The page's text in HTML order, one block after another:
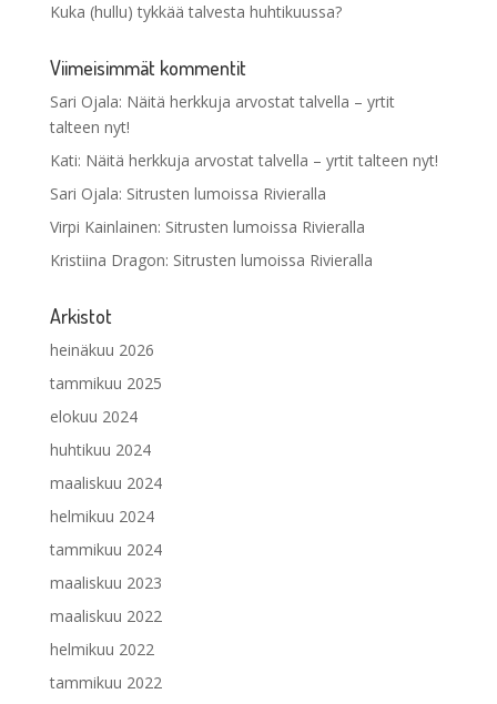
Kuka (hullu) tykkää talvesta huhtikuussa?
Viimeisimmät kommentit
Sari Ojala: Näitä herkkuja arvostat talvella – yrtit
talteen nyt!
Kati: Näitä herkkuja arvostat talvella – yrtit talteen nyt!
Sari Ojala: Sitrusten lumoissa Rivieralla
Virpi Kainlainen: Sitrusten lumoissa Rivieralla
Kristiina Dragon: Sitrusten lumoissa Rivieralla
Arkistot
heinäkuu 2026
tammikuu 2025
elokuu 2024
huhtikuu 2024
maaliskuu 2024
helmikuu 2024
tammikuu 2024
maaliskuu 2023
maaliskuu 2022
helmikuu 2022
tammikuu 2022